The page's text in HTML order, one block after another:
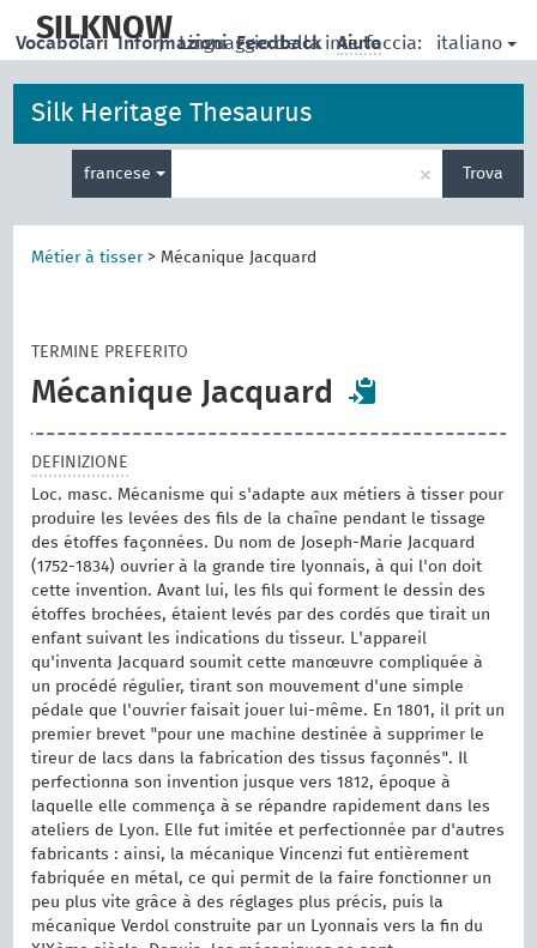
main
SILKNOW
| Linguaggio della interfaccia: italiano
Vocabolari Informazioni Feedback Aiuto
Silk Heritage Thesaurus
francese
per
la
× Trova
Métier à tisser> Mécanique Jacquard
TERMINE PREFERITO
Mécanique Jacquard
DEFINIZIONE
Loc. masc. Mécanisme qui s'adapte aux métiers à tisser pour
produire les levées des fils de la chaîne pendant le tissage
des étoffes façonnées. Du nom de Joseph-Marie Jacquard
(1752-1834) ouvrier à la grande tire lyonnais, à qui l'on doit
cette invention. Avant lui, les fils qui forment le dessin des
étoffes brochées, étaient levés par des cordés que tirait un
enfant suivant les indications du tisseur. L'appareil
qu'inventa Jacquard soumit cette manœuvre compliquée à
un procédé régulier, tirant son mouvement d'une simple
pédale que l'ouvrier faisait jouer lui-même. En 1801, il prit un
premier brevet "pour une machine destinée à supprimer le
tireur de lacs dans la fabrication des tissus façonnés". Il
perfectionna son invention jusque vers 1812, époque à
laquelle elle commença à se répandre rapidement dans les
ateliers de Lyon. Elle fut imitée et perfectionnée par d'autres
fabricants : ainsi, la mécanique Vincenzi fut entièrement
fabriquée en métal, ce qui permit de la faire fonctionner un
peu plus vite grâce à des réglages plus précis, puis la
mécanique Verdol construite par un Lyonnais vers la fin du